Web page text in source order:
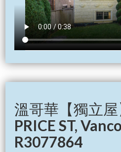
溫哥華【獨立
PRICE ST,
R3077864